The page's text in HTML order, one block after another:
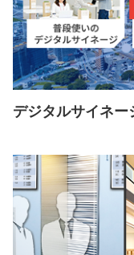
デジタルサイネー